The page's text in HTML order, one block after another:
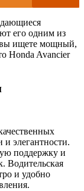
его одним из
вы ищете мощный,
Honda Avancier
и элегантности.
поддержку и
Водительская
и удобно